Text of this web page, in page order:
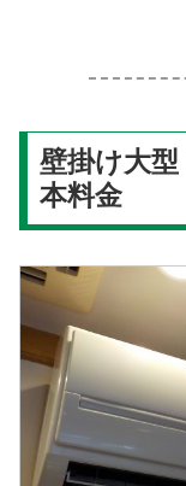
壁掛け大
本料金